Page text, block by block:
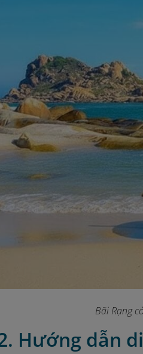
Bãi Rạng
Hướng dẫn